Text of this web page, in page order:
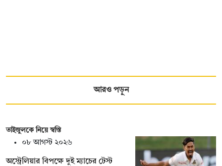
আরও পড়ুন
তাইজুলকে নিয়ে স্বস্তি
০৮ আগস্ট ২০২৬
অস্ট্রেলিয়ার বিপক্ষে দুই ম্যাচের টেস্ট